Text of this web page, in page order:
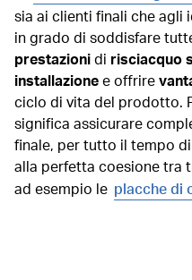
sia ai clienti finali che agli
in grado di soddisfare
prestazionidi risciacquo
installazionee offrire
ciclo di vita del prodotto.
significa assicurare
finale, per tutto il tempo
alla perfetta coesione tra
ad esempio le placche di